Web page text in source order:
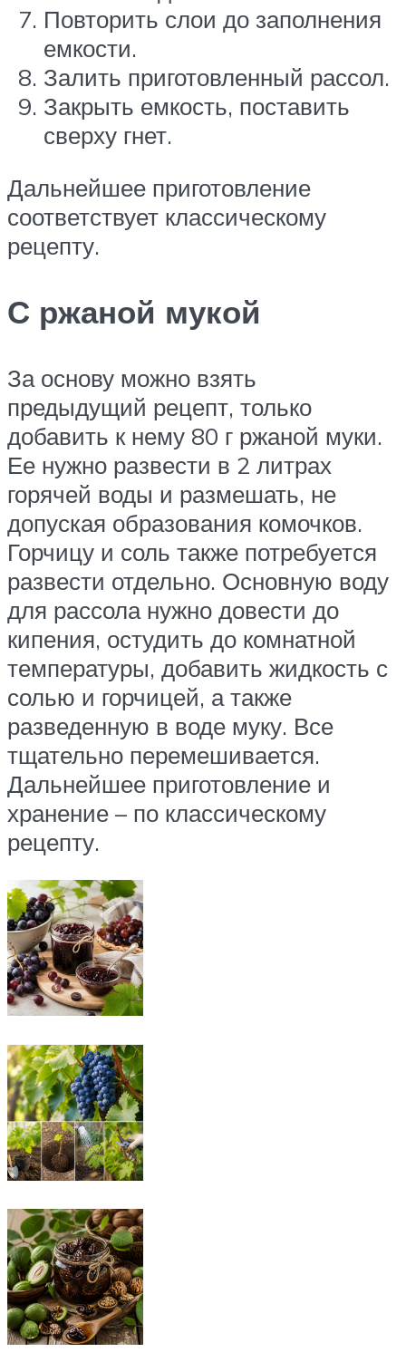
Повторить слои до заполнения
емкости.
Залить приготовленный рассол.
Закрыть емкость, поставить
сверху гнет.
Дальнейшее приготовление
соответствует классическому
рецепту.
С ржаной мукой
За основу можно взять
предыдущий рецепт, только
добавить к нему 80 г ржаной муки.
Ее нужно развести в 2 литрах
горячей воды и размешать, не
допуская образования комочков.
Горчицу и соль также потребуется
развести отдельно. Основную воду
для рассола нужно довести до
кипения, остудить до комнатной
температуры, добавить жидкость с
солью и горчицей, а также
разведенную в воде муку. Все
тщательно перемешивается.
Дальнейшее приготовление и
хранение – по классическому
рецепту.